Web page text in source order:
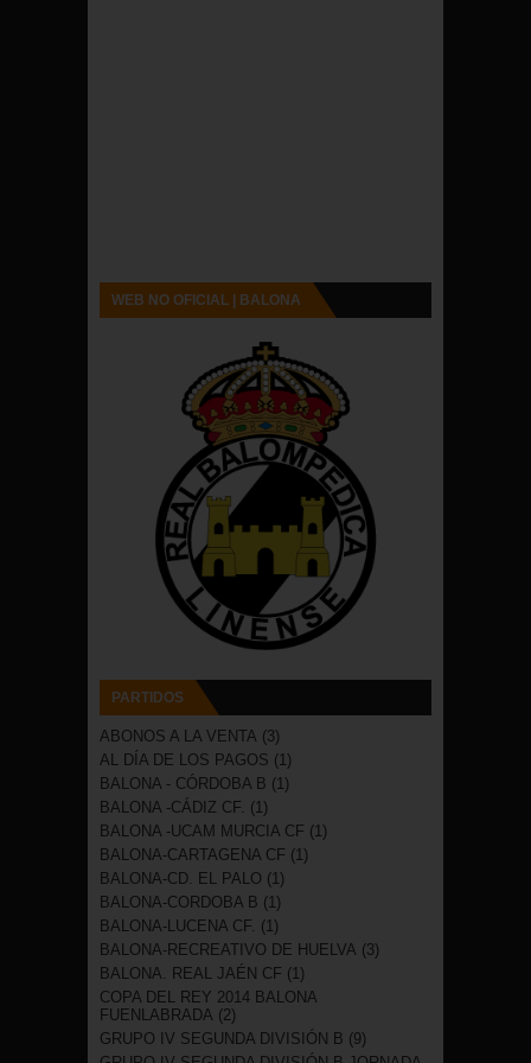
WEB NO OFICIAL | BALONA
PARTIDOS
ABONOS A LA VENTA (3)
AL DÍA DE LOS PAGOS (1)
BALONA - CÓRDOBA B (1)
BALONA -CÁDIZ CF. (1)
BALONA -UCAM MURCIA CF (1)
BALONA-CARTAGENA CF (1)
BALONA-CD. EL PALO (1)
BALONA-CORDOBA B (1)
BALONA-LUCENA CF. (1)
BALONA-RECREATIVO DE HUELVA (3)
BALONA. REAL JAÉN CF (1)
COPA DEL REY 2014 BALONA
FUENLABRADA (2)
GRUPO IV SEGUNDA DIVISIÓN B (9)